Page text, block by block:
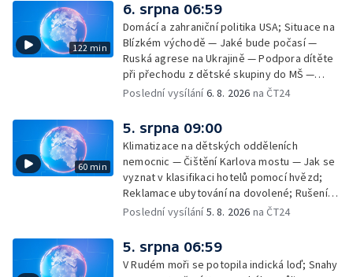
122 min
6. srpna 06:59
Domácí a zahraniční politika USA; Situace na
Blízkém východě — Jaké bude počasí —
Ruská agrese na Ukrajině — Podpora dítěte
při přechodu z dětské skupiny do MŠ —
Filmové premiéry týdne — Dvě deci tuše v
rakovinu prsu
Poslední vysílání6. 8. 2026 na ČT24
60 min
5. srpna 09:00
Klimatizace na dětských odděleních
nemocnic — Čištění Karlova mostu — Jak se
vyznat v klasifikaci hotelů pomocí hvězd;
Reklamace ubytování na dovolené; Rušení
dovolené kvůli přírodním živlům; Práva
na dovolené v zahraničí; Platby a výběry na
dovolené v zahraničí — Těžba léčivé rašeliny
u Malé Morávky
Poslední vysílání5. 8. 2026 na ČT24
5. srpna 06:59
V Rudém moři se potopila indická loď; Snahy